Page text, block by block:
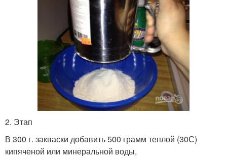
2. Этап
В 300 г. закваски добавить 500 грамм теплой (30С)
кипяченой или минеральной воды,